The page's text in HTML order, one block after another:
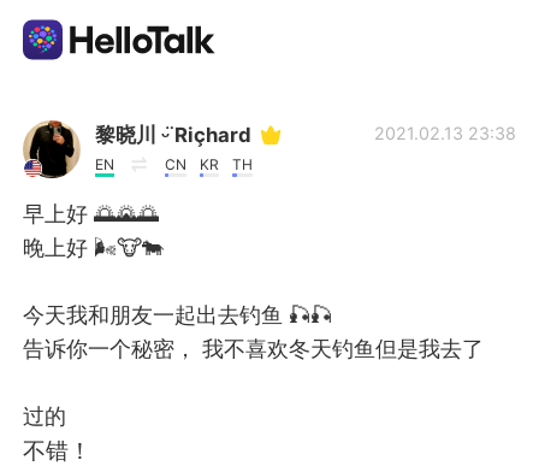
Language Exchange App
AI Grammar Checker
English
简体中文 繁體中文
Español
黎晓川 ᵕ̈ Riçhard
EN CN KR TH
2021.02.13 23:38
早上好 🌅🌄🌅
晚上好 🌬️🐮🐄
今天我和朋友一起出去钓鱼 🎣🎣
告诉你一个秘密， 我不喜欢冬天钓鱼但是我去了
过的
不错！